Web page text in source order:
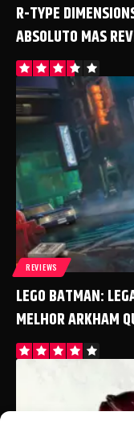
R-TYPE
ABSOLUTO MAS
REVIEWS
LEGO BATMAN:
MELHOR ARKHAM